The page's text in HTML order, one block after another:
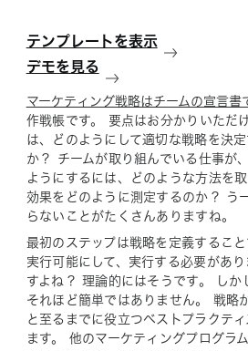
テンプレートを表示
デモを見る
マーケティング戦略はチームの宣言書
作戦帳です。 要点はお分かりいただ
は、どのようにして適切な戦略を決
か？ チームが取り組んでいる仕事が
ようにするには、どのような方法を
効果をどのように測定するのか？ う
らないことがたくさんありますね。
最初のステップは戦略を定義するこ
実行可能にして、実行する必要があ
すよね？ 理論的にはそうです。 しか
それほど簡単ではありません。 戦略
と至るまでに役立つベストプラクテ
ます。 他のマーケティングプログラ